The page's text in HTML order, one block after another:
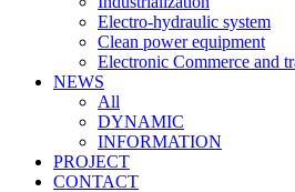
Electro-hydraulic system
Clean power equipment
Electronic Commerce and
NEWS
All
DYNAMIC
INFORMATION
PROJECT
CONTACT